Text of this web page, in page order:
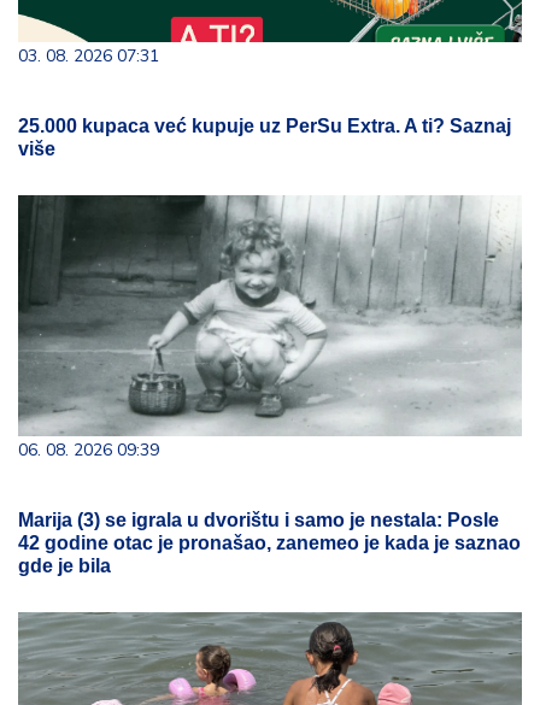
03. 08. 2026 07:31
25.000 kupaca već kupuje uz PerSu Extra. A ti? Saznaj
više
06. 08. 2026 09:39
Marija (3) se igrala u dvorištu i samo je nestala: Posle
42 godine otac je pronašao, zanemeo je kada je saznao
gde je bila